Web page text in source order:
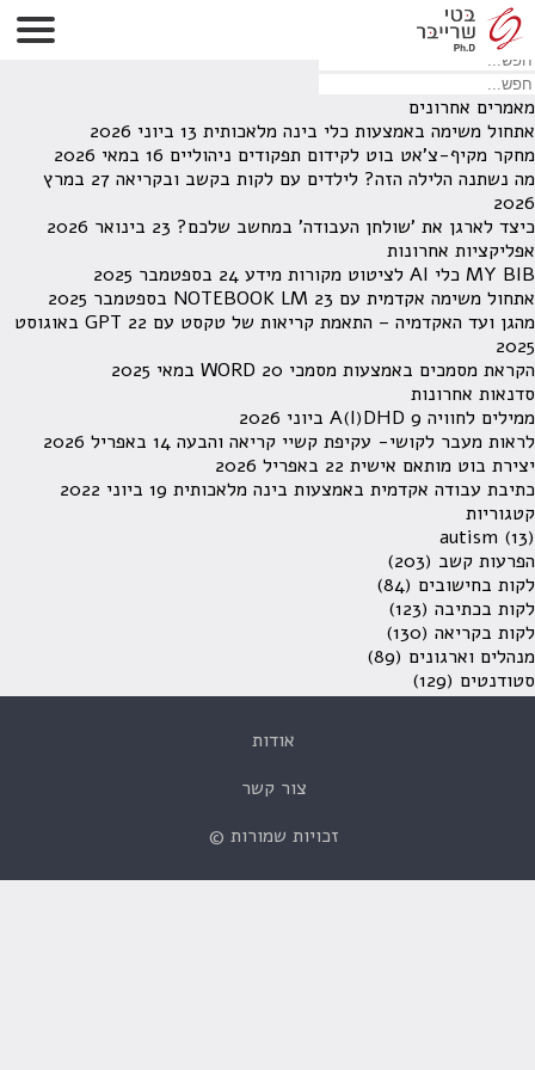
לא נמצאו תוצאות תחת קטגוריה זו.
מחפש משהו מסויים? השתמש בחיפוש
מאמרים אחרונים
אתחול משימה באמצעות כלי בינה מלאכותית 13 ביוני 2026
מחקר מקיף-צ'אט בוט לקידום תפקודים ניהוליים 16 במאי 2026
מה נשתנה הלילה הזה? לילדים עם לקות בקשב ובקריאה
27 במרץ
2026
כיצד לארגן את 'שולחן העבודה' במחשב שלכם? 23 בינואר 2026
אפליקציות אחרונות
MY BIB כלי AI לציטוט מקורות מידע
24 בספטמבר 2025
אתחול משימה אקדמית עם NOTEBOOK LM 23 בספטמבר 2025
מהגן ועד האקדמיה – התאמת קריאות של טקסט עם GPT
22 באוגוסט
2025
הקראת מסמכים באמצעות מסמכי WORD 20 במאי 2025
סדנאות אחרונות
ממילים לחוויה A(I)DHD 9 ביוני 2026
לראות מעבר לקושי- עקיפת קשיי קריאה והבעה 14 באפריל 2026
יצירת בוט מותאם אישית 22 באפריל 2026
כתיבת עבודה אקדמית באמצעות בינה מלאכותית 19 ביוני 2022
קטגוריות
autism (13)
הפרעות קשב (203)
לקות בחישובים (84)
לקות בכתיבה (123)
לקות בקריאה (130)
מנהלים וארגונים (89)
סטודנטים (129)
אודות
צור קשר
זכויות שמורות ©